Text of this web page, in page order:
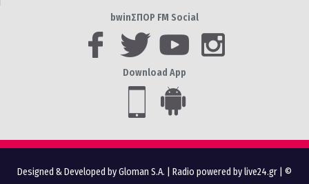
bwinΣΠΟΡ FM Social
Download App
Designed & Developed by Gloman S.A. Radio powered by live24.gr | ©